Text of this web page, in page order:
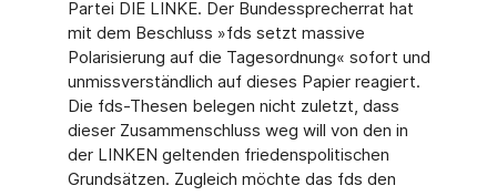
Partei DIE LINKE. Der Bundessprecherrat hat
mit dem Beschluss »fds setzt massive
Polarisierung auf die Tagesordnung« sofort und
unmissverständlich auf dieses Papier reagiert.
Die fds-Thesen belegen nicht zuletzt, dass
dieser Zusammenschluss weg will von den in
der LINKEN geltenden friedenspolitischen
Grundsätzen. Zugleich möchte das fds den